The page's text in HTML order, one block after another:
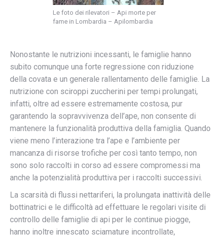
Le foto dei rilevatori – Api morte per
fame in Lombardia – Apilombardia
Nonostante le nutrizioni incessanti, le famiglie hanno
subito comunque una forte regressione con riduzione
della covata e un generale rallentamento delle famiglie. La
nutrizione con sciroppi zuccherini per tempi prolungati,
infatti, oltre ad essere estremamente costosa, pur
garantendo la sopravvivenza dell’ape, non consente di
mantenere la funzionalità produttiva della famiglia. Quando
viene meno l’interazione tra l’ape e l’ambiente per
mancanza di risorse trofiche per così tanto tempo, non
sono solo raccolti in corso ad essere compromessi ma
anche la potenzialità produttiva per i raccolti successivi.
La scarsità di flussi nettariferi, la prolungata inattività delle
bottinatrici e le difficoltà ad effettuare le regolari visite di
controllo delle famiglie di api per le continue piogge,
hanno inoltre innescato sciamature incontrollate,